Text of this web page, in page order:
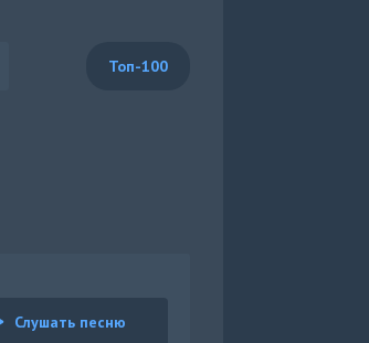
Топ-100
Слушать песню